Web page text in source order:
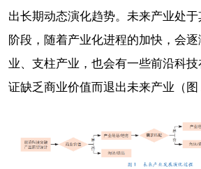
出长期动态演化趋势。未来产业处
阶段，随着产业化进程的加快，会
业、支柱产业，也会有一些前沿科
证缺乏商业价值而退出未来产业（图